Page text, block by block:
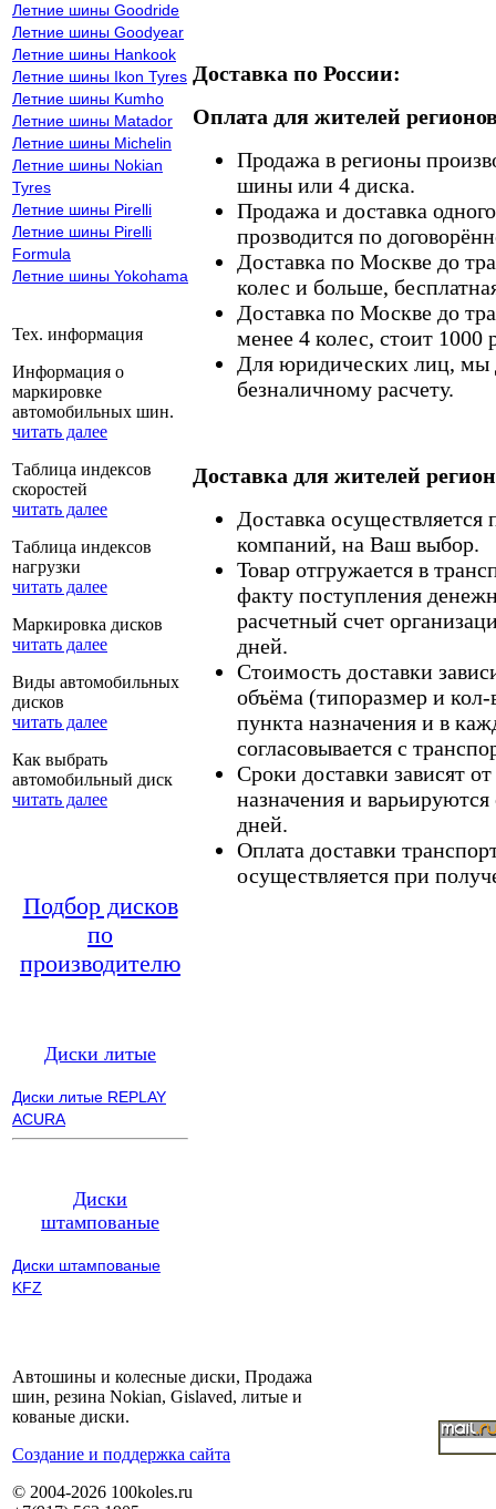
Летние шины Goodride
Летние шины Goodyear
Летние шины Hankook
Летние шины Ikon Tyres
Летние шины Kumho
Летние шины Matador
Летние шины Michelin
Летние шины Nokian
Tyres
Летние шины Pirelli
Летние шины Pirelli
Formula
Летние шины Yokohama
Тех. информация
Информация о
маркировке
автомобильных шин.
читать далее
Таблица индексов
скоростей
читать далее
Таблица индексов
нагрузки
читать далее
Маркировка дисков
читать далее
Виды автомобильных
дисков
читать далее
Как выбрать
автомобильный диск
читать далее
Подбор дисков
по
производителю
Диски литые
Диски литые REPLAY
ACURA
Диски
штампованые
Диски штампованые
KFZ
Доставка по России:
Оплата для жителей
Продажа в регионы
шины или 4 диска.
Продажа и доставка
прозводится по
Доставка по Москве до
колес и больше,
Доставка по Москве до
менее 4 колес, стоит 1000
Для юридических лиц, мы
безналичному расчету.
Доставка для жителей
Доставка
компаний, на Ваш выбор.
Товар отгружается в
факту поступления
расчетный счет
дней.
Стоимость доставки
объёма (типоразмер и кол-
пункта назначения и в
согласовывается с
Сроки доставки зависят
назначения и
дней.
Оплата доставки
осуществляется при
Автошины и колесные диски, Продажа
шин, резина Nokian, Gislaved, литые и
кованые диски.
Cоздание и поддержка сайта
© 2004-2026 100koles.ru